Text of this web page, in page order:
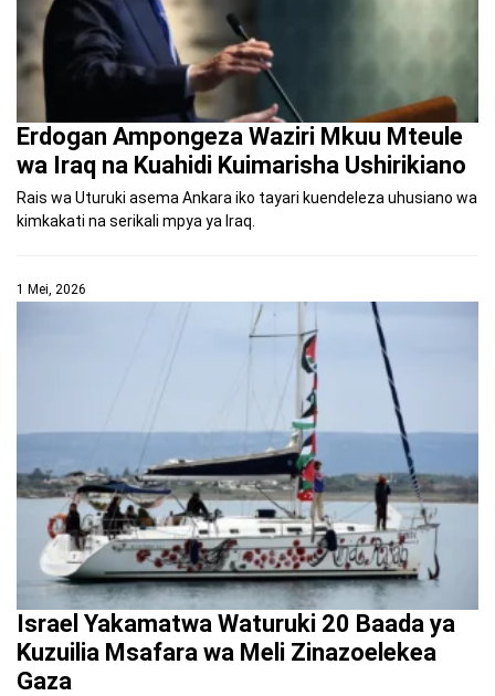
Erdogan Ampongeza Waziri Mkuu Mteule
wa Iraq na Kuahidi Kuimarisha Ushirikiano
Rais wa Uturuki asema Ankara iko tayari kuendeleza uhusiano wa
kimkakati na serikali mpya ya Iraq.
1 Mei, 2026
Israel Yakamatwa Waturuki 20 Baada ya
Kuzuilia Msafara wa Meli Zinazoelekea
Gaza